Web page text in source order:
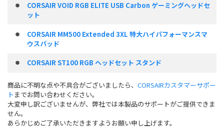
CORSAIR VOID RGB ELITE USB Carbon ゲーミングヘッドセ
ット
CORSAIR MM500 Extended 3XL 特大ハイパフォーマンスマ
ウスパッド
CORSAIR ST100 RGB ヘッドセット スタンド
商品に不明な点や不具合がございましたら、 CORSAIRカスタマーサポー
ト までお問い合わせください。
大変申し訳ございませんが、弊社では本製品のサポートがご提供できま
せん。
あらかじめご了承いただきますようお願い申し上げます。